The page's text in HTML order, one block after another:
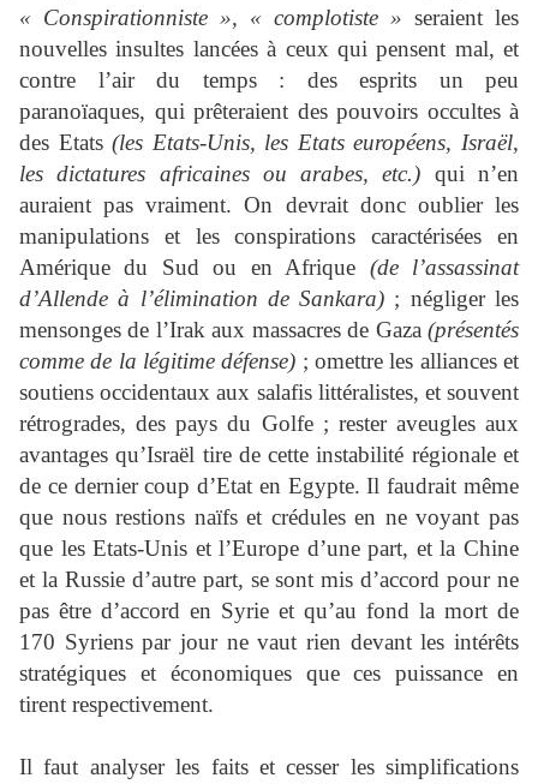
« Conspirationniste », « complotiste » seraient les
nouvelles insultes lancées à ceux qui pensent mal, et
contre l’air du temps : des esprits un peu
paranoïaques, qui prêteraient des pouvoirs occultes à
des Etats(les Etats-Unis, les Etats européens, Israël,
les dictatures africaines ou arabes, etc.) qui n’en
auraient pas vraiment. On devrait donc oublier les
manipulations et les conspirations caractérisées en
Amérique du Sud ou en Afrique (de l’assassinat
d’Allende à l’élimination de Sankara) ; négliger les
mensonges de l’Irak aux massacres de Gaza (présentés
comme de la légitime défense) ; omettre les alliances et
soutiens occidentaux aux salafis littéralistes, et souvent
rétrogrades, des pays du Golfe ; rester aveugles aux
avantages qu’Israël tire de cette instabilité régionale et
de ce dernier coup d’Etat en Egypte. Il faudrait même
que nous restions naïfs et crédules en ne voyant pas
que les Etats-Unis et l’Europe d’une part, et la Chine
et la Russie d’autre part, se sont mis d’accord pour ne
pas être d’accord en Syrie et qu’au fond la mort de
170 Syriens par jour ne vaut rien devant les intérêts
stratégiques et économiques que ces puissance en
tirent respectivement.
Il faut analyser les faits et cesser les simplifications